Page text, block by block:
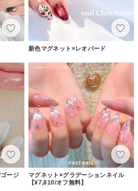
新色マグネット×レオパード
ージ
マグネット×グラデーションネイル
【¥7,810/オフ無料】